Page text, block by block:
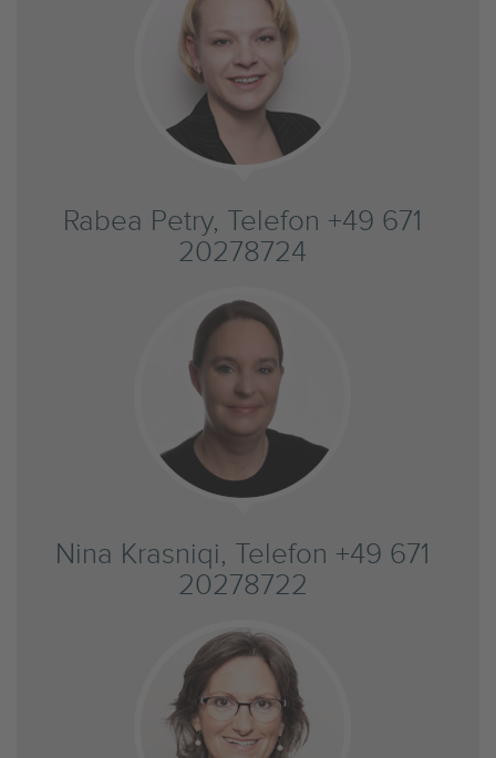
Rabea Petry, Telefon +49 671
20278724
Nina Krasniqi, Telefon +49 671
20278722